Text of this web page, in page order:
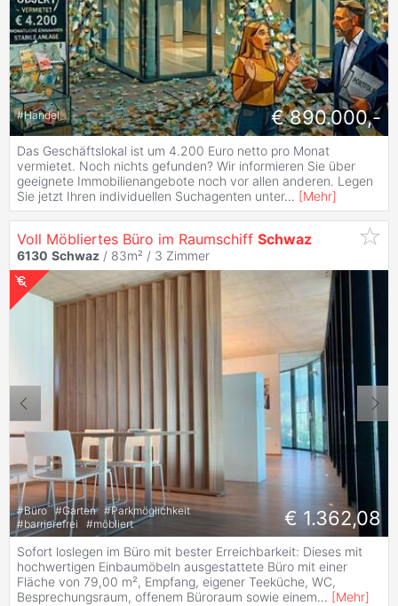
#Handel € 890.000,-
Das Geschäftslokal ist um 4.200 Euro netto pro Monat
vermietet. Noch nichts gefunden? Wir informieren Sie über
geeignete Immobilienangebote noch vor allen anderen. Legen
Sie jetzt Ihren individuellen Suchagenten unter... [Mehr]
Voll Möbliertes Büro im Raumschiff Schwaz
6130 Schwaz / 83m² / 3 Zimmer
#Büro #Garten #Parkmöglichkeit
#barrierefrei #möbliert € 1.362,08
Sofort loslegen im Büro mit bester Erreichbarkeit: Dieses mit
hochwertigen Einbaumöbeln ausgestattete Büro mit einer
Fläche von 79,00 m², Empfang, eigener Teeküche, WC,
Besprechungsraum, offenem Büroraum sowie einem... [Mehr]